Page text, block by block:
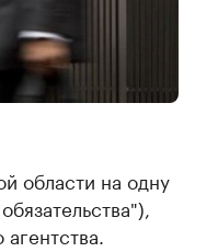
области на одну